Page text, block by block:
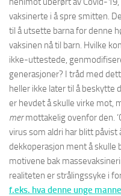
vaksinerte i å spre smitten.
til å utsette barna for denne
vaksinen nå til barn. Hvilke
ikke-uttestede,
generasjoner? I tråd med
heller ikke later til å beskytte
er hevdet å skulle virke mot,
mermottakelig ovenfor den.
virus som aldri har blitt påvist
dekkoperasjon ment å skulle
motivene bak
realiteten er strålingssyke i
f.eks. hva denne unge